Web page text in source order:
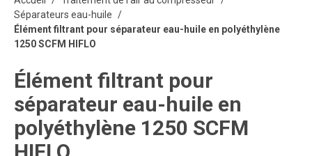
Séparateurs eau-huile /
Élément filtrant pour séparateur eau-huile en polyéthylène
1250 SCFM HIFLO
Élément filtrant pour
séparateur eau-huile en
polyéthylène 1250 SCFM